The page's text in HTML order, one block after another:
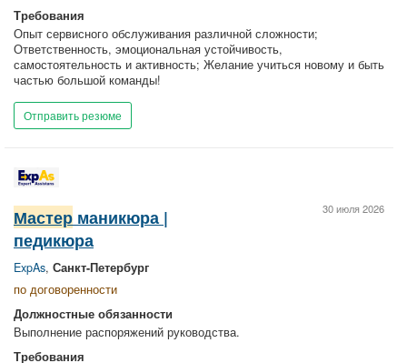
Требования
Опыт сервисного обслуживания различной сложности;
Ответственность, эмоциональная устойчивость,
самостоятельность и активность; Желание учиться новому и быть
частью большой команды!
Отправить резюме
30 июля 2026
Мастер маникюра |
педикюра
ExpAs, Санкт-Петербург
по договоренности
Должностные обязанности
Выполнение распоряжений руководства.
Требования